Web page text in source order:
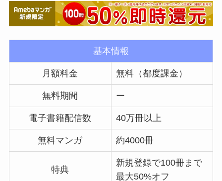
基本情報
月額料金 無料（都度課金）
無料期間 ー
電子書籍配信数 40万冊以上
無料マンガ 約4000冊
特典
新規登録で100冊まで
最大50%オフ